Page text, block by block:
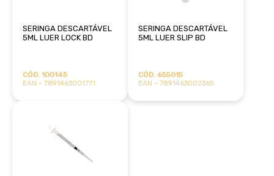
SERINGA DESCARTÁVEL
5ML LUER LOCK BD
CÓD. 100145
EAN - 7891463001771
SERINGA DESCARTÁVEL
5ML LUER SLIP BD
CÓD. 655015
EAN - 7891463002365